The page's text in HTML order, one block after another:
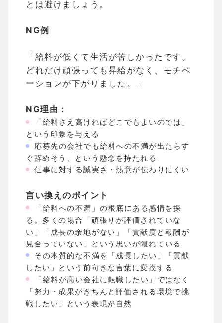
とは避けましょう。
NG例
「給料が低くて生活が苦しかったです。
どれだけ頑張っても昇給がなく、モチベ
ーションが下がりました。」
NG理由：
「給料さえ高ければどこでもよいのでは」
という印象を与える
応募先の会社でも給料への不満が出たらす
ぐ辞めそう、という懸念を持たれる
仕事に対する誠実さ・熱意が伝わりにくい
言い換えのポイント
「給料への不満」の根底にある感情を探
る。多くの場合「頑張りが評価されていな
い」「成長の余地がない」「貢献度と報酬が
見合っていない」という思いが隠れている
その本質的な不満を「成長したい」「貢献
したい」という前向きな言葉に変換する
「給料が高い会社に転職したい」ではなく
「努力・成果がきちんと評価される環境で挑
戦したい」という表現が自然